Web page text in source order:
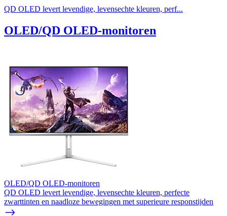
QD OLED levert levendige, levensechte kleuren, perf...
OLED/QD OLED-monitoren
OLED/QD OLED-monitoren
QD OLED levert levendige, levensechte kleuren, perfecte
zwarttinten en naadloze bewegingen met superieure responstijden